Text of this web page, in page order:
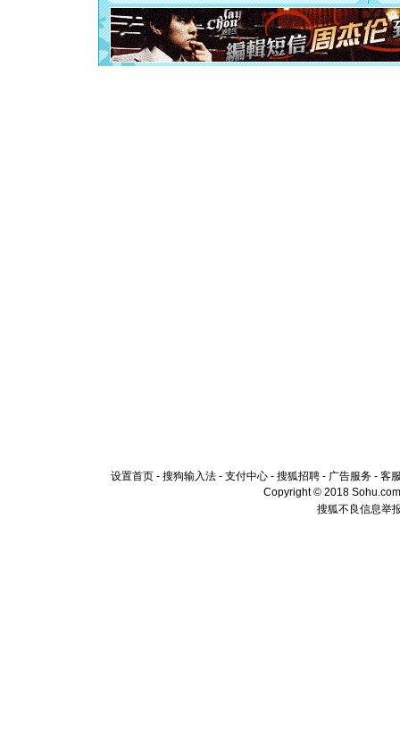
泣，这痛
卖了。水
[春节]风
颜！冬去
道一声平
设置首页 - 搜狗输入法 - 支付中心 - 搜狐招聘 - 广告服务 - 客
Copyright © 2018
搜狐不良信息举